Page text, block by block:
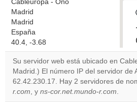
Cableuropa - Ono
Madrid
Madrid
España
40.4, -3.68
Su servidor web está ubicado en
Madrid.) El número IP del servidor de
62.42.230.17. Hay 2 servidores de
r.com, y ns-cor.net.mundo-r.com.